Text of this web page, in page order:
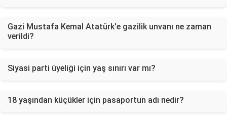
Gazi Mustafa Kemal Atatürk'e gazilik unvanı ne zaman
verildi?
Siyasi parti üyeliği için yaş sınırı var mı?
18 yaşından küçükler için pasaportun adı nedir?